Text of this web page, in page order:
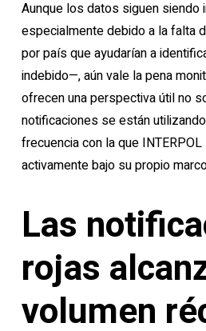
Aunque los datos siguen
especialmente debido a la falta
por país que ayudarían a
indebido—, aún vale la pena
ofrecen una perspectiva útil no
notificaciones se están
frecuencia con la que
activamente bajo su propio
Las
rojas
volumen